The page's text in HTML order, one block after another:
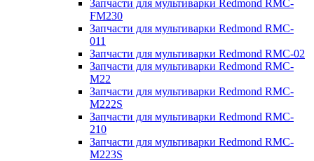
Запчасти для мультиварки Redmond RMC-
FM230
Запчасти для мультиварки Redmond RMC-
011
Запчасти для мультиварки Redmond RMC-02
Запчасти для мультиварки Redmond RMC-
M22
Запчасти для мультиварки Redmond RMC-
M222S
Запчасти для мультиварки Redmond RMC-
210
Запчасти для мультиварки Redmond RMC-
M223S